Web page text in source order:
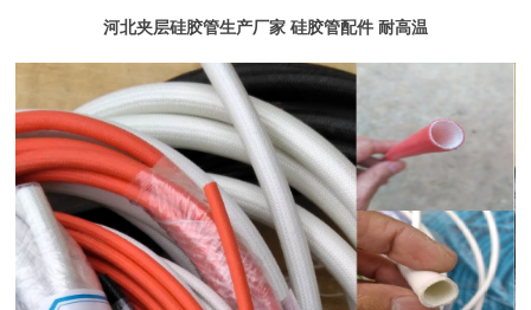
河北夹层硅胶管生产厂家 硅胶管配件 耐高温